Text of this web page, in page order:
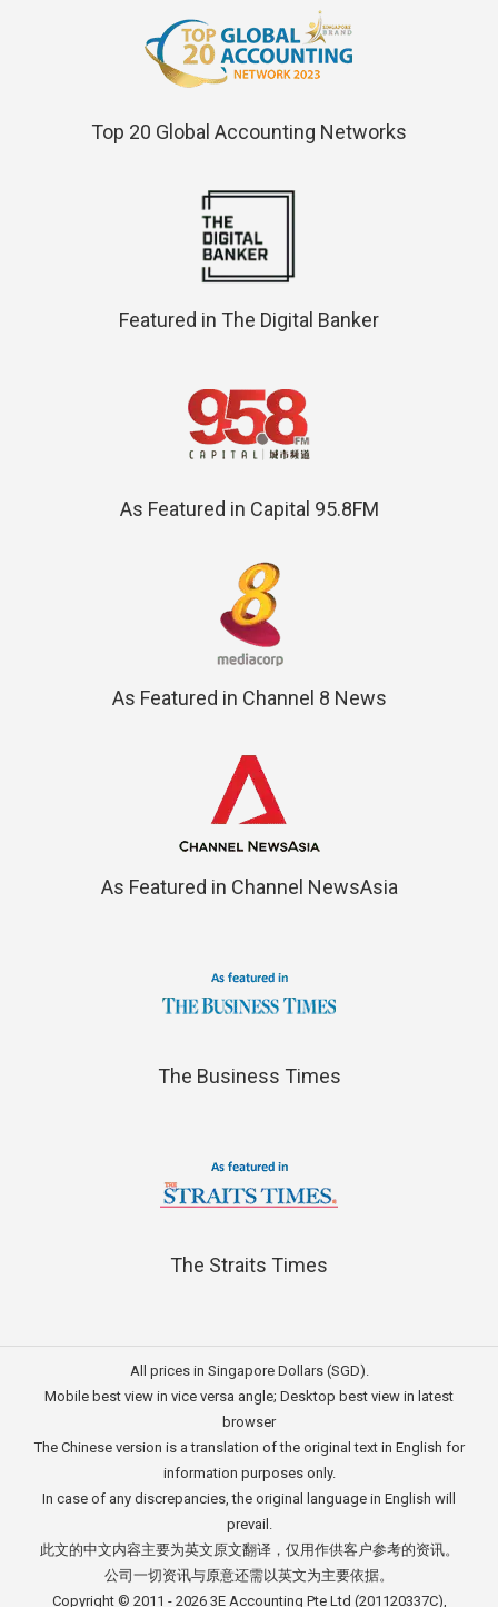
Top 20 Global Accounting Networks
Featured in The Digital Banker
As Featured in Capital 95.8FM
As Featured in Channel 8 News
As Featured in Channel NewsAsia
The Business Times
The Straits Times
All prices in Singapore Dollars (SGD).
Mobile best view in vice versa angle; Desktop best view in latest
browser
The Chinese version is a translation of the original text in English for
information purposes only.
In case of any discrepancies, the original language in English will
prevail.
此文的中文内容主要为英文原文翻译，仅用作供客户参考的资讯。
公司一切资讯与原意还需以英文为主要依据。
Copyright © 2011 - 2026 3E Accounting Pte Ltd (201120337C),